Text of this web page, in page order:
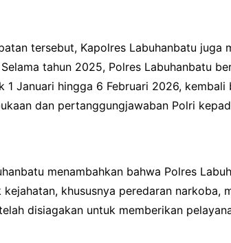
tersebut, Kapolres Labuhanbatu
tahun 2025, Polres Labuhanbatu
1 Januari hingga 6 Februari 2026,
dan pertanggungjawaban Polri
menambahkan bahwa Polres
khususnya peredaran narkoba,
disiagakan untuk memberikan